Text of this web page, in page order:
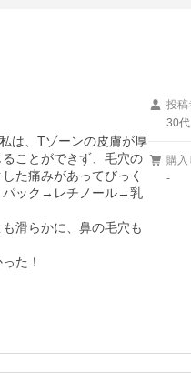
は、Tゾーンの皮膚が厚
ことができず、毛穴の
た痛みがあってびっく
パック→レチノール→乳
滑らかに、鼻の毛穴も
た！
投稿
30代
購入
-